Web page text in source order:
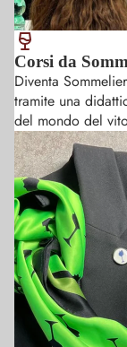
Corsi da
Diventa
tramite una
del mondo del